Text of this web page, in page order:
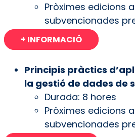
Pròximes edicions
subvencionades
+ INFORMACIÓ
Principis pràctics
la gestió de dades de
Durada: 8 hores
Pròximes edicions
subvencionades